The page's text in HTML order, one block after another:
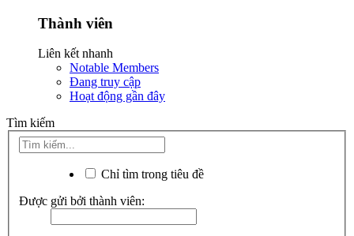
Thành viên
Liên kết nhanh
Notable Members
Đang truy cập
Hoạt động gần đây
Tìm kiếm
Chỉ tìm trong tiêu đề
Được gửi bởi thành viên: